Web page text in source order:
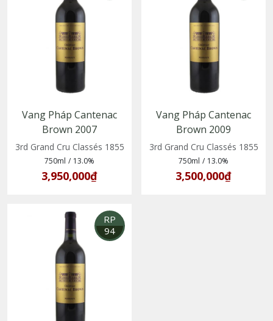
Vang Pháp Cantenac
Brown 2007
3rd Grand Cru Classés 1855
750ml / 13.0%
3,950,000₫
Vang Pháp Cantenac
Brown 2009
3rd Grand Cru Classés 1855
750ml / 13.0%
3,500,000₫
RP
94